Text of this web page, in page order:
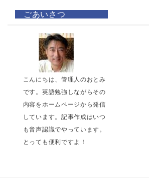
ごあいさつ
こんにちは、管理人のおとみ
です。英語勉強しながらその
内容をホームページから発信
しています。記事作成はいつ
も音声認識でやっています。
とっても便利ですよ！